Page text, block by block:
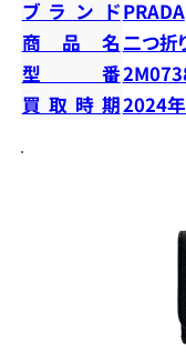
ブランドPRADA
商品名二つ折
型番
買取時期2024